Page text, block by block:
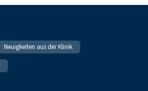
Neuigkeiten aus der Klinik